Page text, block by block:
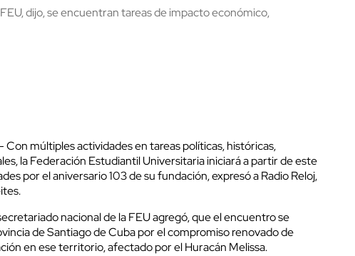
dijo, se encuentran tareas de impacto económico,
Con múltiples actividades en tareas políticas, históricas,
la Federación Estudiantil Universitaria iniciará a partir de este
por el aniversario 103 de su fundación, expresó a Radio Reloj,
nacional de la FEU agregó, que el encuentro se
de Santiago de Cuba por el compromiso renovado de
en ese territorio, afectado por el Huracán Melissa.